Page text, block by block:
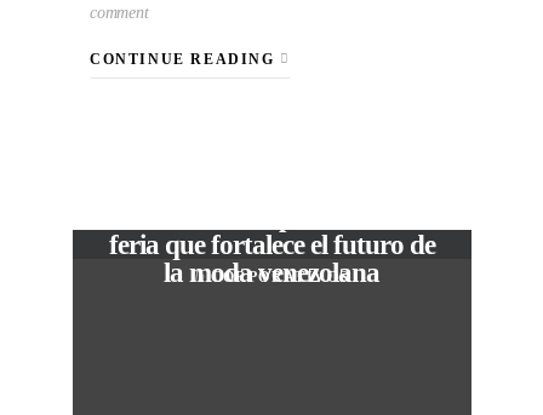
comment
CONTINUE READING
In CORPORATIVOS
feria que fortalece el futuro de
la moda venezolana